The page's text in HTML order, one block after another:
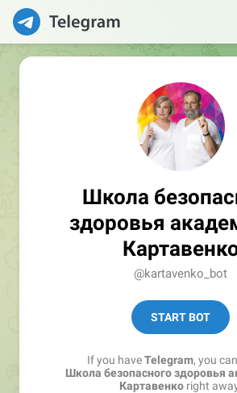
Школа
здоровья
@kartavenko_bot
START BOT
If you haveTelegram, you
Школа безопасного здоровья
Картавенко right